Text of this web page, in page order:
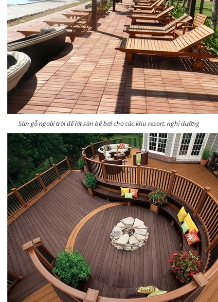
Sàn gỗ ngoài trời để lát sàn bể bơi cho các khu resort, nghỉ dưỡng